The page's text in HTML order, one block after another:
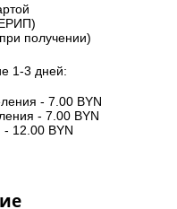
получении)
1-3 дней:
- 7.00 BYN
- 7.00 BYN
- 12.00 BYN